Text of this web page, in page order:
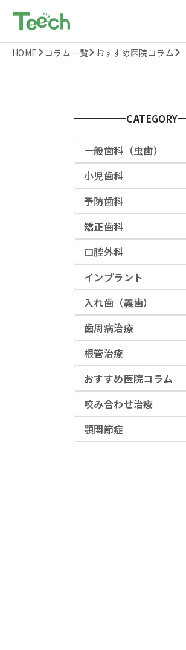
HOME コラム一覧 おすすめ医院コラム
CATEGORY
一般歯科（虫歯）
小児歯科
予防歯科
矯正歯科
口腔外科
インプラント
入れ歯（義歯）
歯周病治療
根管治療
おすすめ医院コラム
咬み合わせ治療
顎関節症